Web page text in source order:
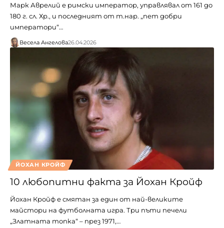
Марк Аврелий е римски император, управлявал от 161 до
180 г. сл. Хр., и последният от т.нар. „пет добри
императори“…
Весела Ангелова26.04.2026
ЙОХАН КРОЙФ
10 любопитни факта за Йохан Кройф
Йохан Кройф е смятан за един от най-великите
майстори на футболната игра. Три пъти печели
„Златната топка“ – през 1971,…